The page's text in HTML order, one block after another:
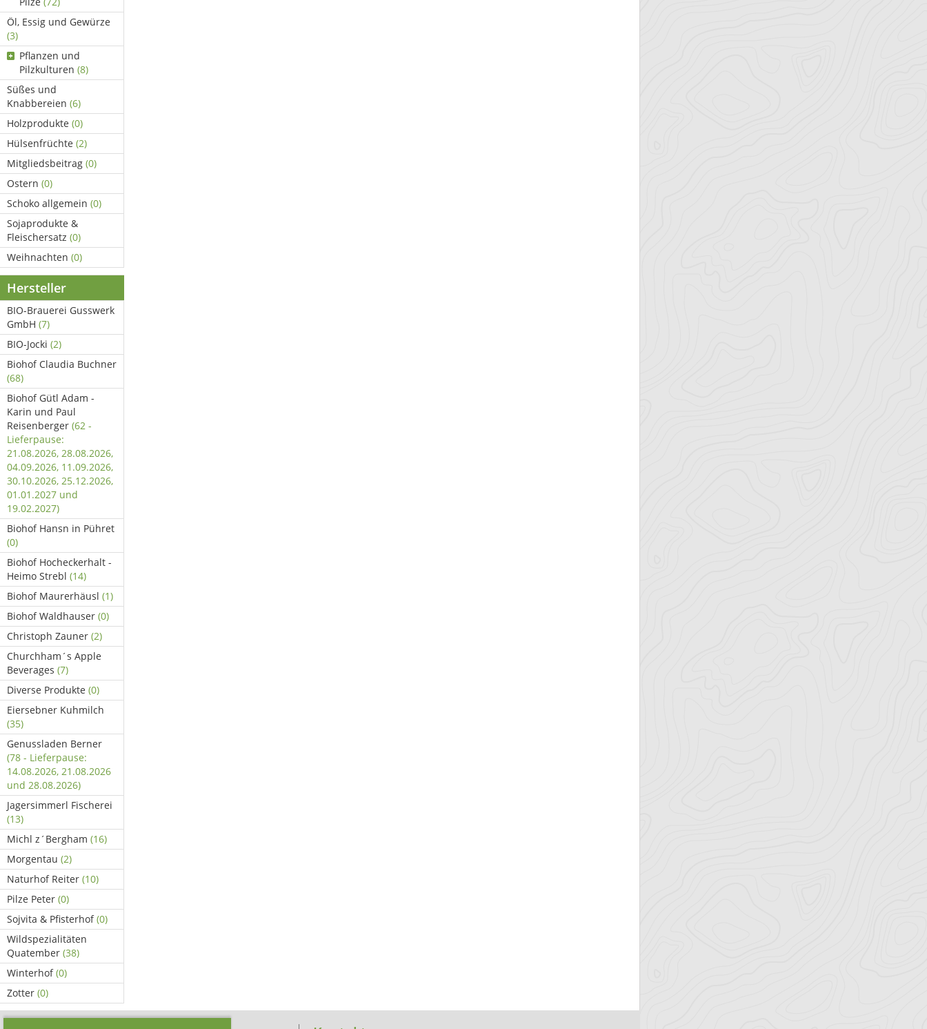
Öl, Essig und Gewürze
(3)
Pflanzen und
Pilzkulturen (8)
Süßes und
Knabbereien (6)
Holzprodukte (0)
Hülsenfrüchte (2)
Mitgliedsbeitrag (0)
Ostern (0)
Schoko allgemein (0)
Sojaprodukte &
Fleischersatz (0)
Weihnachten (0)
Hersteller
BIO-Brauerei Gusswerk
GmbH (7)
BIO-Jocki (2)
Biohof Claudia Buchner
(68)
Biohof Gütl Adam -
Karin und Paul
Reisenberger (62 -
Lieferpause:
21.08.2026, 28.08.2026,
04.09.2026, 11.09.2026,
30.10.2026, 25.12.2026,
01.01.2027 und
19.02.2027)
Biohof Hansn in Pühret
(0)
Biohof Hocheckerhalt -
Heimo Strebl (14)
Biohof Maurerhäusl (1)
Biohof Waldhauser (0)
Christoph Zauner (2)
Churchham´s Apple
Beverages (7)
Diverse Produkte (0)
Eiersebner Kuhmilch
(35)
Genussladen Berner
(78 - Lieferpause:
14.08.2026, 21.08.2026
und 28.08.2026)
Jagersimmerl Fischerei
(13)
Michl z´Bergham (16)
Morgentau (2)
Naturhof Reiter (10)
Pilze Peter (0)
Sojvita & Pfisterhof(0)
Wildspezialitäten
Quatember (38)
Winterhof(0)
Zotter (0)